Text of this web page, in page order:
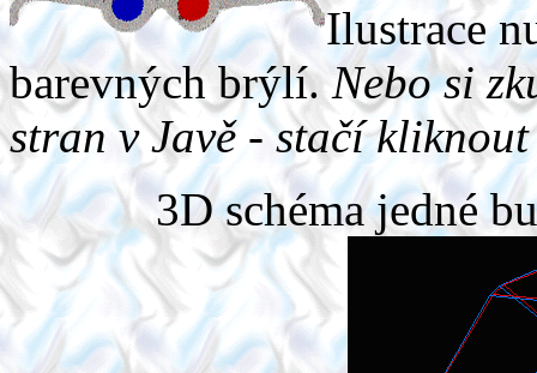
Ilustrace
barevných brýlí.Nebo si
stran v Javě - stačí
3D schéma jedné